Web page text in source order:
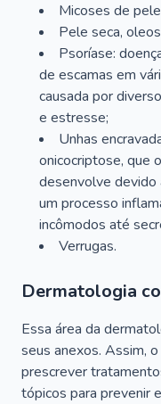
Micoses de
Pele seca,
Psoríase:
de escamas em
causada por
e estresse;
Unhas
onicocriptose, que
desenvolve devido
um processo
incômodos até
Verrugas.
Dermatologia
Essa área da
seus anexos. Assim,
prescrever
tópicos para prevenir